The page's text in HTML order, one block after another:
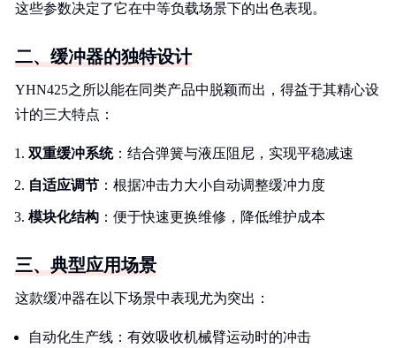
这些参数决定了它在中等负载场景下的出色表现。
二、缓冲器的独特设计
YHN425之所以能在同类产品中脱颖而出，得益于其精心设
计的三大特点：
双重缓冲系统：结合弹簧与液压阻尼，实现平稳减速
自适应调节 ：根据冲击力大小自动调整缓冲力度
模块化结构 ：便于快速更换维修，降低维护成本
三、典型应用场景
这款缓冲器在以下场景中表现尤为突出：
自动化生产线：有效吸收机械臂运动时的冲击